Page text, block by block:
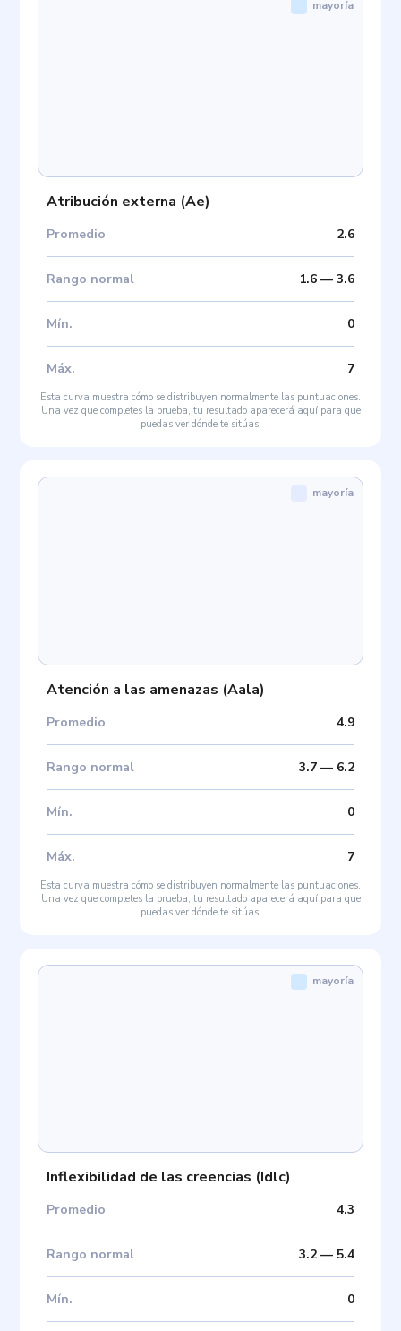
Atribución externa (Ae)
Promedio 2.6
Rango normal 1.6— 3.6
Mín. 0
Máx. 7
mayoría
Esta curva muestra cómo se distribuyen normalmente las puntuaciones.
Una vez que completes la prueba, tu resultado aparecerá aquí para que
puedas ver dónde te sitúas.
Atención a las amenazas (Aala)
Promedio 4.9
Rango normal 3.7— 6.2
Mín. 0
Máx. 7
mayoría
Esta curva muestra cómo se distribuyen normalmente las puntuaciones.
Una vez que completes la prueba, tu resultado aparecerá aquí para que
puedas ver dónde te sitúas.
Inflexibilidad de las creencias (Idlc)
Promedio 4.3
Rango normal 3.2— 5.4
Mín. 0
mayoría